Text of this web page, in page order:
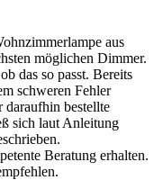
aus
möglichen Dimmer.
das so passt. Bereits
schweren Fehler
daraufhin bestellte
sich laut Anleitung
Beratung erhalten.